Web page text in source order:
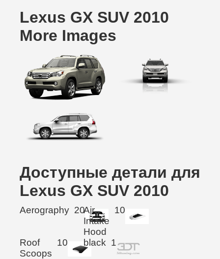
Lexus GX SUV 2010
More Images
Доступные детали для
Lexus GX SUV 2010
Aerography 20Air
Intake
Hood
10
Roof
Scoops
10 black 1